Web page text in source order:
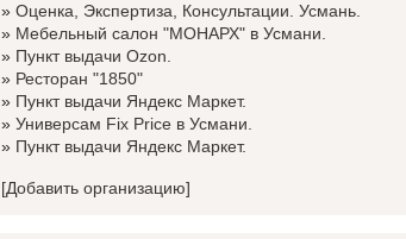
» Оценка, Экспертиза, Консультации. Усмань.
» Мебельный салон "МОНАРХ" в Усмани.
» Пункт выдачи Ozon.
» Ресторан "1850"
» Пункт выдачи Яндекс Маркет.
» Универсам Fix Price в Усмани.
» Пункт выдачи Яндекс Маркет.
[Добавить организацию]